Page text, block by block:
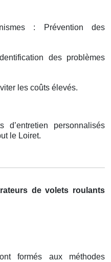
: Prévention des
des problèmes
les coûts élevés.
d’entretien personnalisés
le Loiret.
de volets roulants
formés aux méthodes